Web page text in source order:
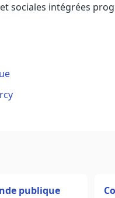
sociales intégrées
publique